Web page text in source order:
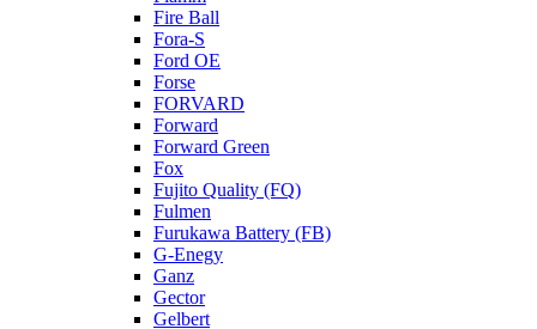
Fire Ball
Fora-S
Ford OE
Forse
FORVARD
Forward
Forward Green
Fox
Fujito Quality (FQ)
Fulmen
Furukawa Battery (FB)
G-Enegy
Ganz
Gector
Gelbert